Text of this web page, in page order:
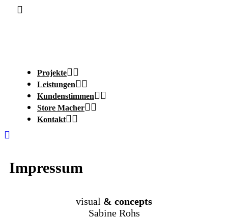
Projekte
Leistungen
Kundenstimmen
Store Macher
Kontakt
Impressum
visual & concepts
Sabine Rohs